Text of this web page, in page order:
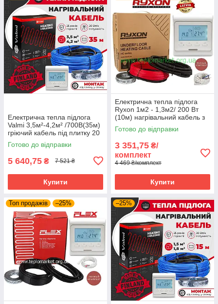
Електрична тепла підлога
Valmi 3,5м²-4,2м² /700В(35м)
гріючий кабель під плитку 20
Вт/м з терморегулятором E51
Готово до відправки
5 640,75 ₴ 7 521 ₴
Купити
Електрична тепла підлога
Ryxon 1м2 - 1,3м2/ 200 Вт
(10м) нагрівальний кабель з
програмованим
терморегулятором E51
Готово до відправки
3 351,75 ₴/
комплект
4 469 ₴/комплект
Купити
Топ продажів –25% –25%